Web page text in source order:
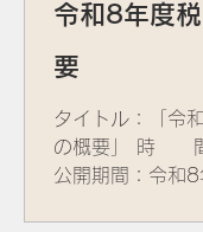
令和8年度
要
タイトル：「令
の概要」 時 間
公開期間：令和